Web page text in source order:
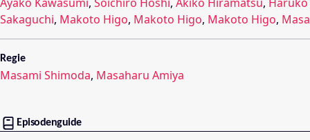
Sakaguchi, Makoto Higo, Makoto Higo, Makoto Higo,
Regie
Masami Shimoda, Masaharu Amiya
Episodenguide